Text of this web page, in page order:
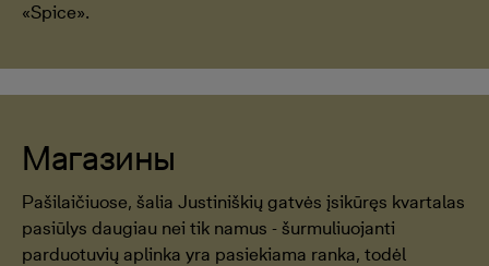
«Spice».
Магазины
Pašilaičiuose, šalia Justiniškių gatvės įsikūręs kvartalas
pasiūlys daugiau nei tik namus - šurmuliuojanti
parduotuvių aplinka yra pasiekiama ranka, todėl